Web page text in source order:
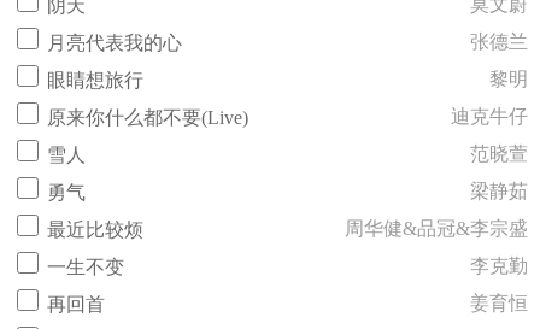
阴天
莫文蔚
月亮代表我的心
张德兰
眼睛想旅行
黎明
原来你什么都不要(Live)
迪克牛仔
雪人
范晓萱
勇气
梁静茹
最近比较烦
周华健&品冠&李宗盛
一生不变
李克勤
再回首
姜育恒